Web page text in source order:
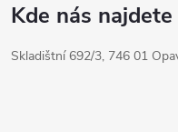
Kde nás najdete
Skladištní 692/3, 746 01